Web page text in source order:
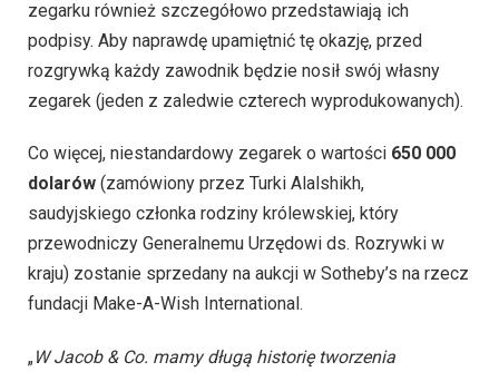
zegarku również szczegółowo przedstawiają ich
podpisy. Aby naprawdę upamiętnić tę okazję, przed
rozgrywką każdy zawodnik będzie nosił swój własny
zegarek (jeden z zaledwie czterech wyprodukowanych).
Co więcej, niestandardowy zegarek o wartości 650 000
dolarów (zamówiony przez Turki Alalshikh,
saudyjskiego członka rodziny królewskiej, który
przewodniczy Generalnemu Urzędowi ds. Rozrywki w
kraju) zostanie sprzedany na aukcji w Sotheby’s na rzecz
fundacji Make-A-Wish International.
„W Jacob & Co. mamy długą historię tworzenia